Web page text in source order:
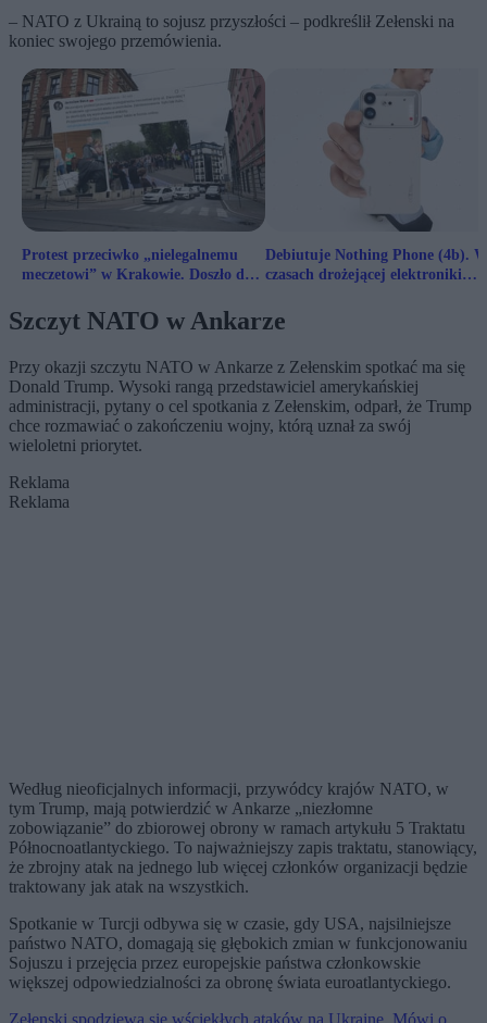
– NATO z Ukrainą to sojusz przyszłości – podkreślił Zełenski na
koniec swojego przemówienia.
Protest przeciwko „nielegalnemu
meczetowi” w Krakowie. Doszło do
Debiutuje Nothing Phone (4b).
czasach drożejącej elektroniki
Szczyt NATO w Ankarze
Przy okazji szczytu NATO w Ankarze z Zełenskim spotkać ma się
Donald Trump. Wysoki rangą przedstawiciel amerykańskiej
administracji, pytany o cel spotkania z Zełenskim, odparł, że Trump
chce rozmawiać o zakończeniu wojny, którą uznał za swój
wieloletni priorytet.
Reklama
Reklama
Według nieoficjalnych informacji, przywódcy krajów NATO, w
tym Trump, mają potwierdzić w Ankarze „niezłomne
zobowiązanie” do zbiorowej obrony w ramach artykułu 5 Traktatu
Północnoatlantyckiego. To najważniejszy zapis traktatu, stanowiący,
że zbrojny atak na jednego lub więcej członków organizacji będzie
traktowany jak atak na wszystkich.
Spotkanie w Turcji odbywa się w czasie, gdy USA, najsilniejsze
państwo NATO, domagają się głębokich zmian w funkcjonowaniu
Sojuszu i przejęcia przez europejskie państwa członkowskie
większej odpowiedzialności za obronę świata euroatlantyckiego.
Zełenski spodziewa się wściekłych ataków na Ukrainę. Mówi o